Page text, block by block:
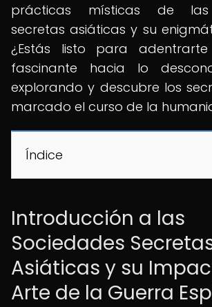
prácticas místicas de las
secretas asiáticas y su
¿Estás listo para
fascinante hacia lo
explorando y descubre los
marcado el curso de la
Índice
Introducción a las
Sociedades
Asiáticas y su
Arte de la Guerra